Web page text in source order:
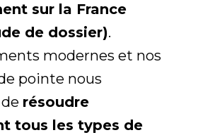
sur la France
de dossier).
modernes et nos
pointe nous
résoudre
tous les types de